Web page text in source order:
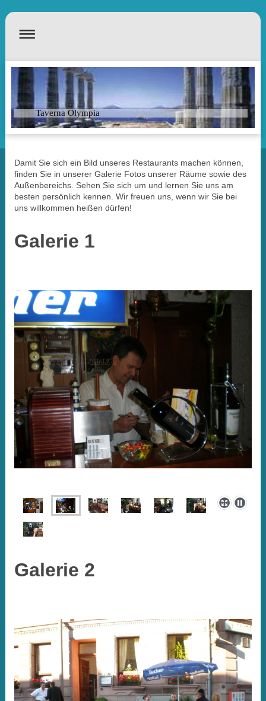
Taverna Olympia
Damit Sie sich ein Bild unseres Restaurants machen können,
finden Sie in unserer Galerie Fotos unserer Räume sowie des
Außenbereichs. Sehen Sie sich um und lernen Sie uns am
besten persönlich kennen. Wir freuen uns, wenn wir Sie bei
uns willkommen heißen dürfen!
Galerie 1
Galerie 2